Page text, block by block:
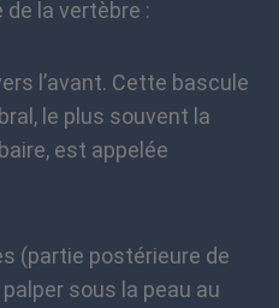
la vertèbre :
l’avant. Cette bascule
le plus souvent la
est appelée
(partie postérieure de
sous la peau au